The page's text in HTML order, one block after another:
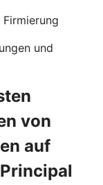
und
von
auf